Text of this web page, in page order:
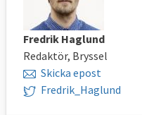
Fredrik Haglund
Redaktör, Bryssel
Skicka epost
Fredrik_Haglund